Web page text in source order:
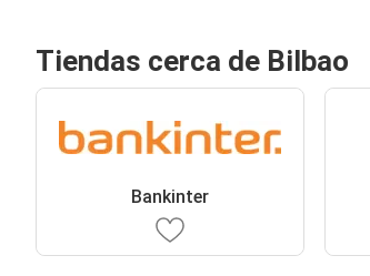
Tiendas cerca de Bilbao
Bankinter